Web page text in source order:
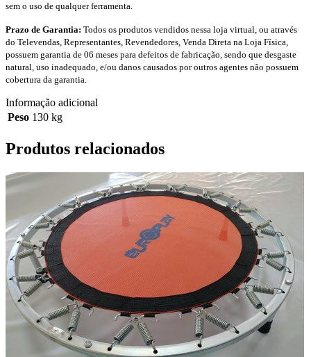
sem o uso de qualquer ferramenta.
Prazo de Garantia: Todos os produtos vendidos nessa loja virtual, ou através
do Televendas, Representantes, Revendedores, Venda Direta na Loja Física,
possuem garantia de 06 meses para defeitos de fabricação, sendo que desgaste
natural, uso inadequado, e/ou danos causados por outros agentes não possuem
cobertura da garantia.
Informação adicional
Peso 130 kg
Produtos relacionados